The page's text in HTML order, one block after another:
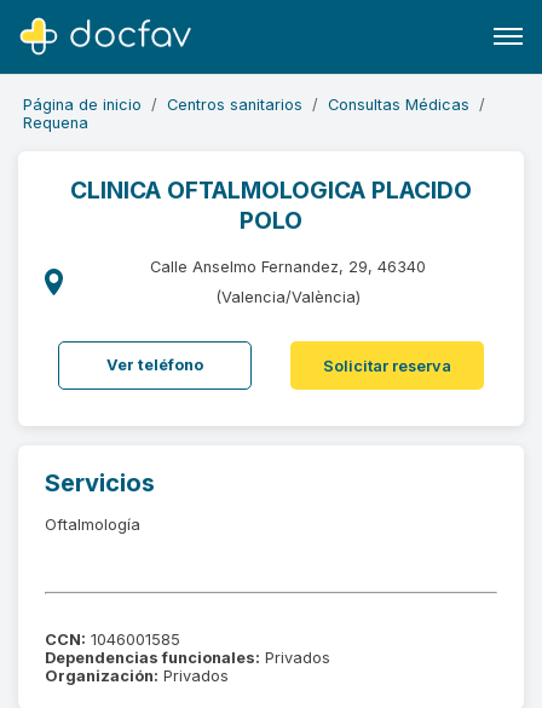
Buscar
Software para clínicas
Soporte
¿Eres un doctor?
Página de inicio Centros sanitarios
Consultas Médicas
Requena
CLINICA OFTALMOLOGICA PLACIDO
POLO
Calle Anselmo Fernandez, 29, 46340
(Valencia/València)
Ver teléfono Solicitar reserva
Servicios
Oftalmología
CCN: 1046001585
Dependencias funcionales: Privados
Organización: Privados